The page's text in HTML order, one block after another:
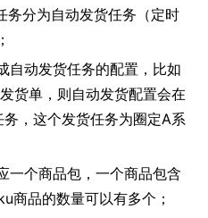
务分为自动发货任务（定时
自动发货任务的配置，比如
货单，则自动发货配置会在
，这个发货任务为圈定A系
一个商品包，一个商品包含
商品的数量可以有多个；